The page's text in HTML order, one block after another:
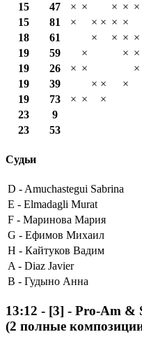
15 47 × × × × ×
15
81 × × × × ×
18
61 × × × ×
19
59 × × ×
19
26 × × ×
19
39 × × ×
19
73 × × ×
23
9
23
53
Судьи
D - Amuchastegui Sabrina
E - Elmadagli Murat
F - Маринова Мария
G - Ефимов Михаил
H - Кайтуков Вадим
A - Diaz Javier
B - Гудыно Анна
13:12 - [3] - Pro-Am &
(2 полные